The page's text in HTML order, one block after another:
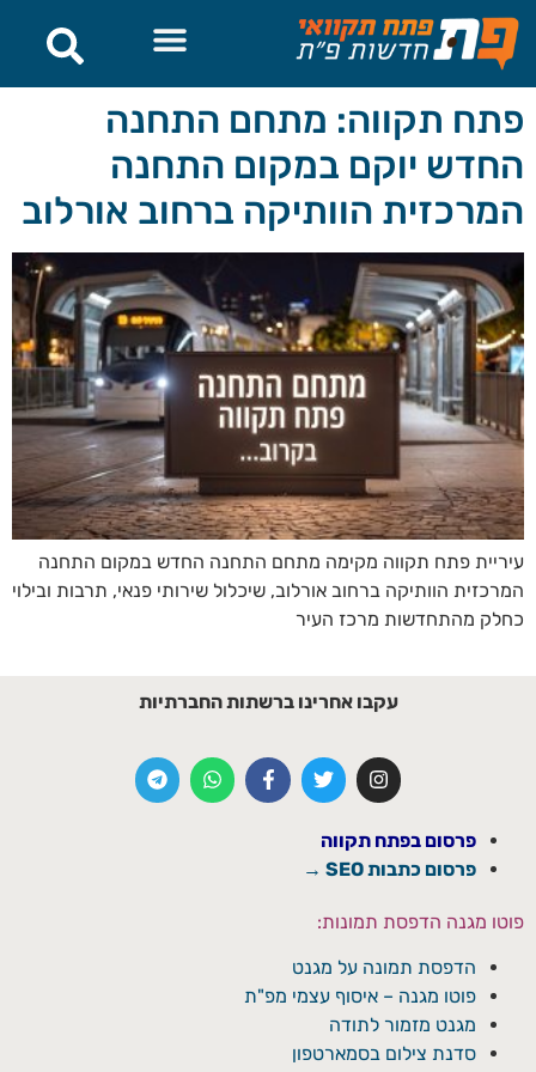
לתוכן
פתח תקווה: מתחם התחנה
החדש יוקם במקום התחנה
המרכזית הוותיקה ברחוב אורלוב
עיריית פתח תקווה מקימה מתחם התחנה החדש במקום התחנה
המרכזית הוותיקה ברחוב אורלוב, שיכלול שירותי פנאי, תרבות ובילוי
כחלק מהתחדשות מרכז העיר
עקבו אחרינו ברשתות החברתיות
פרסום בפתח תקווה
פרסום כתבות SEO →
פוטו מגנה הדפסת תמונות:
הדפסת תמונה על מגנט
פוטו מגנה – איסוף עצמי מפ"ת
מגנט מזמור לתודה
סדנת צילום בסמארטפון